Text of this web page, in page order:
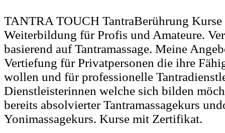
TANTRA TOUCH TantraBerührung
Weiterbildung für Profis und Amateure.
basierend auf Tantramassage. Meine
Vertiefung für Privatpersonen die ihre
wollen und für professionelle
Dienstleisterinnen welche sich bilden
bereits absolvierter Tantramassagekurs
Yonimassagekurs. Kurse mit Zertifikat.